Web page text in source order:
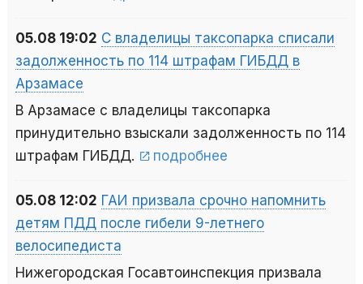
05.08 19:02 С владелицы таксопарка списали
задолженность по 114 штрафам ГИБДД в
Арзамасе
В Арзамасе с владелицы таксопарка
принудительно взыскали задолженность по 114
штрафам ГИБДД.
подробнее
05.08 12:02 ГАИ призвала срочно напомнить
детям ПДД после гибели 9-летнего
велосипедиста
Нижегородская Госавтоинспекция призвала